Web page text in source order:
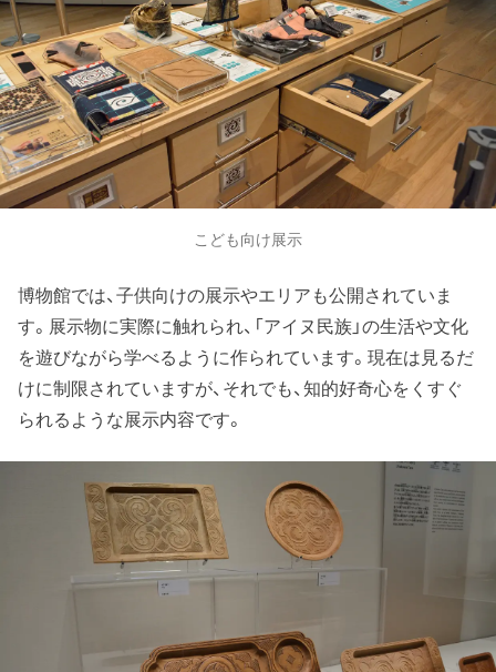
こども向け展示
博物館では、子供向けの展示やエリアも公開されていま
す。展示物に実際に触れられ、「アイヌ民族」の生活や文化
を遊びながら学べるように作られています。現在は見るだ
けに制限されていますが、それでも、知的好奇心をくすぐ
られるような展示内容です。